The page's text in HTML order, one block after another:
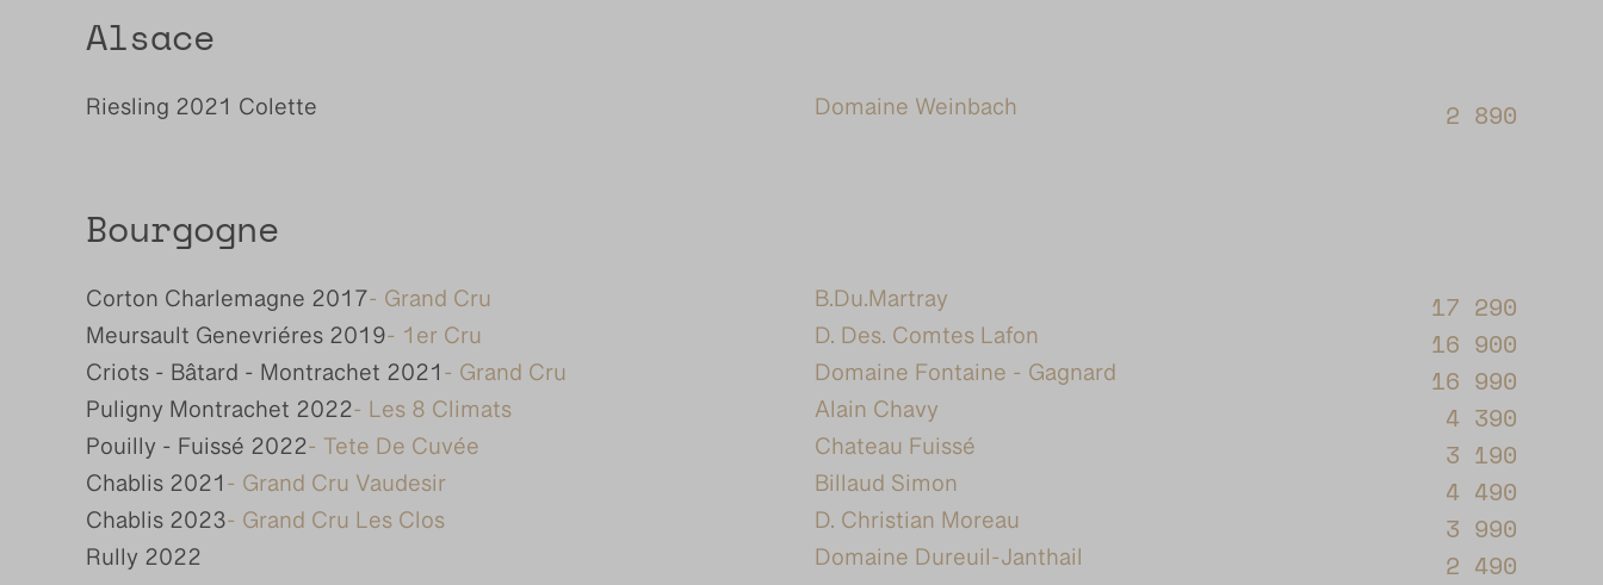
Alsace
Riesling 2021 Colette Domaine Weinbach 2 890
Bourgogne
Corton Charlemagne 2017- Grand Cru B.Du.Martray 17 290
Meursault Genevriéres 2019- 1er Cru D. Des. Comtes Lafon 16 900
Criots - Bâtard - Montrachet 2021- Grand Cru Domaine Fontaine - Gagnard 16 990
Puligny Montrachet 2022- Les 8 Climats Alain Chavy 4 390
Pouilly - Fuissé 2022- Tete De Cuvée Chateau Fuissé 3 190
Chablis 2021- Grand Cru Vaudesir Billaud Simon 4 490
Chablis 2023- Grand Cru Les Clos D. Christian Moreau 3 990
Rully 2022 Domaine Dureuil-Janthail 2 490